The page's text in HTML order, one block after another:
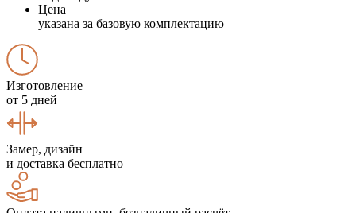
Цена
указана за базовую комплектацию
Изготовление
от 5 дней
Замер, дизайн
и доставка бесплатно